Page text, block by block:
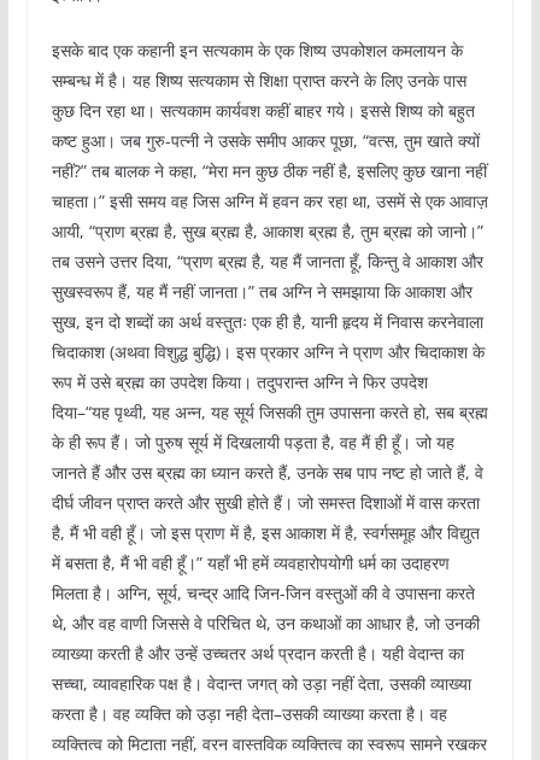
इसके बाद एक कहानी इन सत्यकाम के एक शिष्य उपकोशल कमलायन के
सम्बन्ध में है। यह शिष्य सत्यकाम से शिक्षा प्राप्त करने के लिए उनके पास
कुछ दिन रहा था। सत्यकाम कार्यवश कहीं बाहर गये। इससे शिष्य को बहुत
कष्ट हुआ। जब गुरु-पत्नी ने उसके समीप आकर पूछा, “वत्स, तुम खाते क्यों
नहीं?” तब बालक ने कहा, “मेरा मन कुछ ठीक नहीं है, इसलिए कुछ खाना नहीं
चाहता।” इसी समय वह जिस अग्नि में हवन कर रहा था, उसमें से एक आवाज़
आयी, “प्राण ब्रह्म है, सुख ब्रह्म है, आकाश ब्रह्म है, तुम ब्रह्म को जानो।”
तब उसने उत्तर दिया, “प्राण ब्रह्म है, यह मैं जानता हूँ, किन्तु वे आकाश और
सुखस्वरूप हैं, यह मैं नहीं जानता।” तब अग्नि ने समझाया कि आकाश और
सुख, इन दो शब्दों का अर्थ वस्तुतः एक ही है, यानी हृदय में निवास करनेवाला
चिदाकाश (अथवा विशुद्ध बुद्धि)। इस प्रकार अग्नि ने प्राण और चिदाकाश के
रूप में उसे ब्रह्म का उपदेश किया। तदुपरान्त अग्नि ने फिर उपदेश
दिया–“यह पृथ्वी, यह अन्न, यह सूर्य जिसकी तुम उपासना करते हो, सब ब्रह्म
के ही रूप हैं। जो पुरुष सूर्य में दिखलायी पड़ता है, वह मैं ही हूँ। जो यह
जानते हैं और उस ब्रह्म का ध्यान करते हैं, उनके सब पाप नष्ट हो जाते हैं, वे
दीर्घ जीवन प्राप्त करते और सुखी होते हैं। जो समस्त दिशाओं में वास करता
है, मैं भी वही हूँ। जो इस प्राण में है, इस आकाश में है, स्वर्गसमूह और विद्युत
में बसता है, मैं भी वही हूँ।” यहाँ भी हमें व्यवहारोपयोगी धर्म का उदाहरण
मिलता है। अग्नि, सूर्य, चन्द्र आदि जिन-जिन वस्तुओं की वे उपासना करते
थे, और वह वाणी जिससे वे परिचित थे, उन कथाओं का आधार है, जो उनकी
व्याख्या करती है और उन्हें उच्चतर अर्थ प्रदान करती है। यही वेदान्त का
सच्चा, व्यावहारिक पक्ष है। वेदान्त जगत् को उड़ा नहीं देता, उसकी व्याख्या
करता है। वह व्यक्ति को उड़ा नही देता–उसकी व्याख्या करता है। वह
व्यक्तित्व को मिटाता नहीं, वरन वास्तविक व्यक्तित्व का स्वरूप सामने रखकर